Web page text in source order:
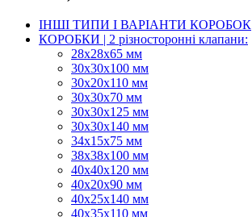
ІНШІ ТИПИ І ВАРІАНТИ КОРОБОК
КОРОБКИ | 2 різносторонні клапани:
28х28х65 мм
30х30х100 мм
30х20х110 мм
30х30х70 мм
30х30х125 мм
30х30х140 мм
34х15х75 мм
38х38х100 мм
40х40х120 мм
40х20х90 мм
40х25х140 мм
40х35х110 мм